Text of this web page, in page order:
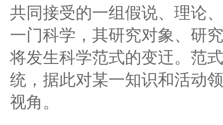
共同接受的一组假说、理论
一门科学，其研究对象、研
将发生科学范式的变迀。范
统，据此对某一知识和活动
视角。